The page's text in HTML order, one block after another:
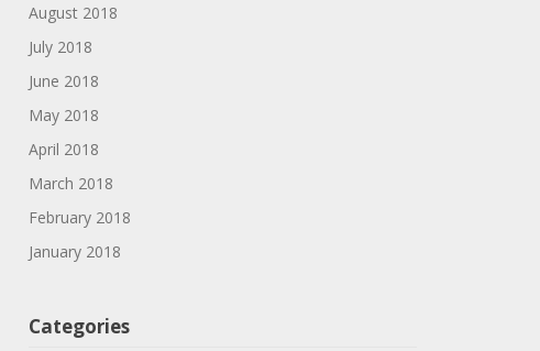
August 2018
July 2018
June 2018
May 2018
April 2018
March 2018
February 2018
January 2018
Categories